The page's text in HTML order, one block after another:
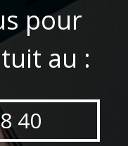
pour
au :
40